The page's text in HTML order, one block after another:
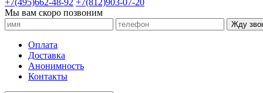
+7(495)662-48-92 +7(812)903-07-20
Мы вам скоро позвоним
Жду
Оплата
Доставка
Анонимность
Контакты